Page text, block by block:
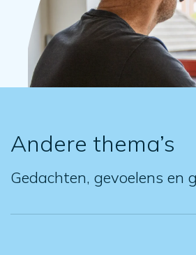
Andere thema’s
Gedachten, gevoelens en